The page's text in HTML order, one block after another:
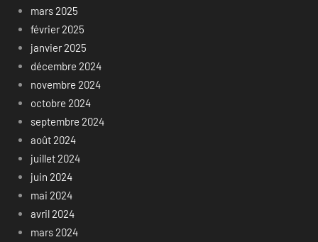
mars 2025
février 2025
janvier 2025
décembre 2024
novembre 2024
octobre 2024
septembre 2024
août 2024
juillet 2024
juin 2024
mai 2024
avril 2024
mars 2024